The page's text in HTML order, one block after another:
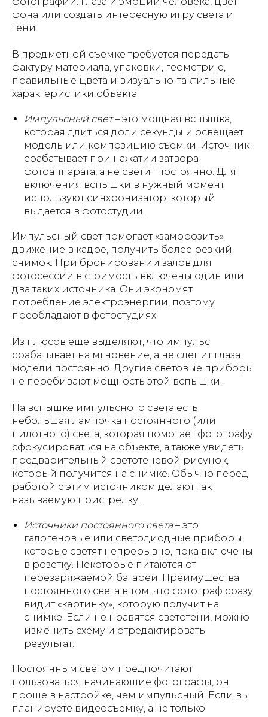
фона или создать интересную игру света и
тени.
В предметной съемке требуется передать
фактуру материала, упаковки, геометрию,
правильные цвета и визуально-тактильные
характеристики объекта.
Импульсный свет– это мощная вспышка,
которая длиться доли секунды и освещает
модель или композицию съемки. Источник
срабатывает при нажатии затвора
фотоаппарата, а не светит постоянно. Для
включения вспышки в нужный момент
используют синхронизатор, который
выдается в фотостудии.
Импульсный свет помогает «заморозить»
движение в кадре, получить более резкий
снимок. При бронировании залов для
фотосессии в стоимость включены один или
два таких источника. Они экономят
потребление электроэнергии, поэтому
преобладают в фотостудиях.
Из плюсов еще выделяют, что импульс
срабатывает на мгновение, а не слепит глаза
модели постоянно. Другие световые приборы
не перебивают мощность этой вспышки.
На вспышке импульсного света есть
небольшая лампочка постоянного (или
пилотного) света, которая помогает фотографу
сфокусироваться на объекте, а также увидеть
предварительный светотеневой рисунок,
который получится на снимке. Обычно перед
работой с этим источником делают так
называемую пристрелку.
Источники постоянного света– это
галогеновые или светодиодные приборы,
которые светят непрерывно, пока включены
в розетку. Некоторые питаются от
перезаряжаемой батареи. Преимущества
постоянного света в том, что фотограф сразу
видит «картинку», которую получит на
снимке. Если не нравятся светотени, можно
изменить схему и отредактировать
результат.
Постоянным светом предпочитают
пользоваться начинающие фотографы, он
проще в настройке, чем импульсный. Если вы
планируете видеосъемку, а не только